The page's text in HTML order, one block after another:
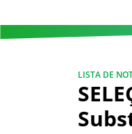
LISTA DE